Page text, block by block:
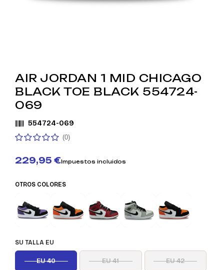
AIR JORDAN 1 MID CHICAGO
BLACK TOE BLACK 554724-
069
554724-069
(0)
229,95 €Impuestos incluidos
OTROS COLORES
SU TALLA EU
EU 40 EU 41 EU 42